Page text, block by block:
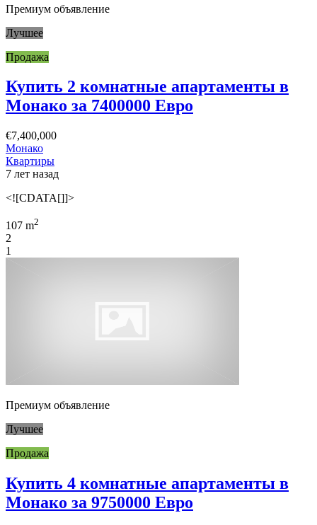
Премиум объявление
Лучшее
Продажа
Купить 2 комнатные апартаменты в
Монако за 7400000 Евро
€7,400,000
Монако
Квартиры
7 лет назад
<![CDATA[]]>
107 m2
2
1
Премиум объявление
Лучшее
Продажа
Купить 4 комнатные апартаменты в
Монако за 9750000 Евро